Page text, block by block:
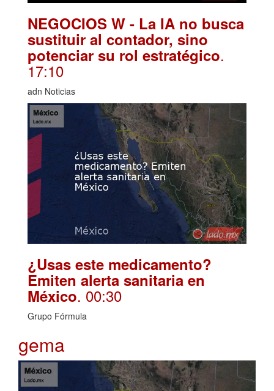
NEGOCIOS W - La IA no busca
sustituir al contador, sino
potenciar su rol estratégico.
17:10
adn Noticias
¿Usas este medicamento?
Emiten alerta sanitaria en
México. 00:30
Grupo Fórmula
gema